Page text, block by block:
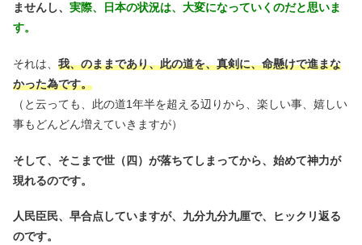
ませんし、 実際、日本の状況は、大変になっていくのだと思いま
す。
それは、 我、のままであり、此の道を、真剣に、命懸けで進まな
かった為です。
（と云っても、此の道1年半を超える辺りから、楽しい事、嬉しい
事もどんどん増えていきますが）
そして、そこまで世（四）が落ちてしまってから、始めて神力が
現れるのです。
人民臣民、早合点していますが、九分九分九厘で、ヒックリ返る
のです。